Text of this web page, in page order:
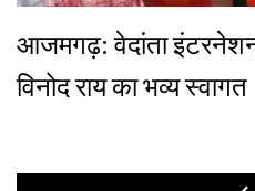
आजमगढ़: वेदांता
विनोद राय का भव्य स्वागत